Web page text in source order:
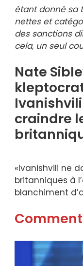
étant donné sa
nettes et
des sanctions
cela, un seul
Nate
craindre
«Ivanishvili ne
britanniques à
blanchiment